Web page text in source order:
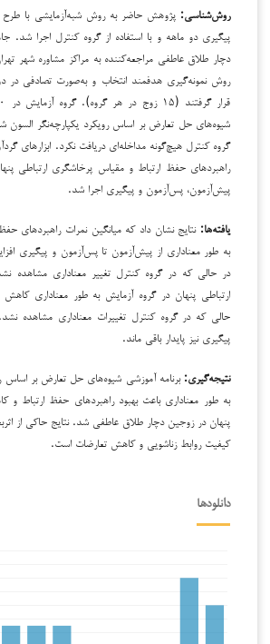
روش‌شناسی: پژوهش حاضر به روش شبه‌آزمایشی با
پیگیری دو ماهه و با استفاده از گروه کنترل اجرا شد.
روش نمونه‌گیری هدفمند انتخاب و به‌صورت تصادفی در
شیوه‌های حل تعارض بر اساس رویکرد یکپارچه‌نگر السون
گروه کنترل هیچ‌گونه مداخله‌ای دریافت نکرد. ابزارهای
راهبردهای حفظ ارتباط و مقیاس پرخاشگری ارتباطی
پیش‌آزمون، پس‌آزمون و پیگیری اجرا شد.
یافته‌ها: نتایج نشان داد که میانگین نمرات راهبردهای
در حالی که در گروه کنترل تغییر معناداری مشاهده
حالی که در گروه کنترل تغییرات معناداری مشاهده
پیگیری نیز پایدار باقی ماند.
نتیجه‌گیری: برنامه آموزشی شیوه‌های حل تعارض بر اساس
به طور معناداری باعث بهبود راهبردهای حفظ ارتباط و
پنهان در زوجین دچار طلاق عاطفی شد. نتایج حاکی از
کیفیت روابط زناشویی و کاهش تعارضات است.
دانلودها